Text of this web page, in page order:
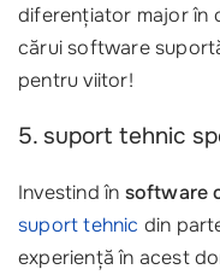
diferențiator major în
cărui software
pentru viitor!
5. suport tehnic
Investind în software
suport tehnic din
experiență în acest